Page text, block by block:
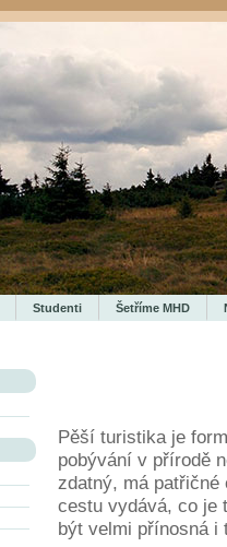
Studenti Šetříme MHD
Pěší turistika je
pobývání v přírodě
zdatný, má
cestu vydává, co je
být velmi přínosná i